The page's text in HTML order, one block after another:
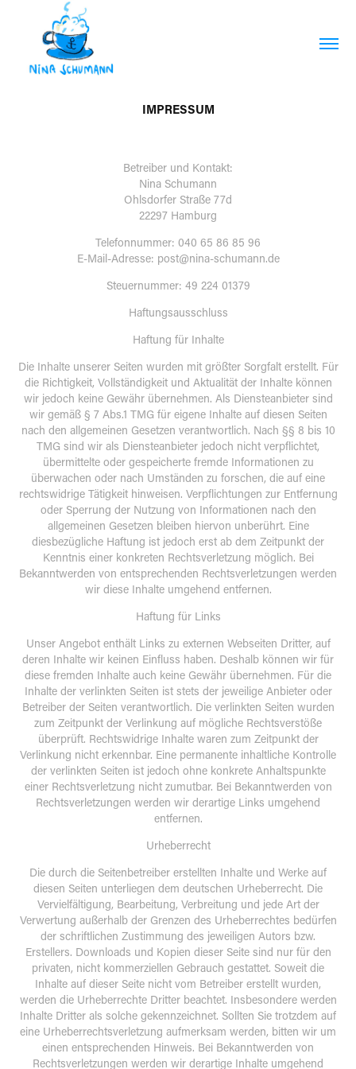
IMPRESSUM
Betreiber und Kontakt:
Nina Schumann
Ohlsdorfer Straße 77d
22297 Hamburg
Telefonnummer: 040 65 86 85 96
E-Mail-Adresse: post@nina-schumann.de
Steuernummer: 49 224 01379
Haftungsausschluss
Haftung für Inhalte
Die Inhalte unserer Seiten wurden mit größter Sorgfalt erstellt. Für
die Richtigkeit, Vollständigkeit und Aktualität der Inhalte können
wir jedoch keine Gewähr übernehmen. Als Diensteanbieter sind
wir gemäß § 7 Abs.1 TMG für eigene Inhalte auf diesen Seiten
nach den allgemeinen Gesetzen verantwortlich. Nach §§ 8 bis 10
TMG sind wir als Diensteanbieter jedoch nicht verpflichtet,
übermittelte oder gespeicherte fremde Informationen zu
überwachen oder nach Umständen zu forschen, die auf eine
rechtswidrige Tätigkeit hinweisen. Verpflichtungen zur Entfernung
oder Sperrung der Nutzung von Informationen nach den
allgemeinen Gesetzen bleiben hiervon unberührt. Eine
diesbezügliche Haftung ist jedoch erst ab dem Zeitpunkt der
Kenntnis einer konkreten Rechtsverletzung möglich. Bei
Bekanntwerden von entsprechenden Rechtsverletzungen werden
wir diese Inhalte umgehend entfernen.
Haftung für Links
Unser Angebot enthält Links zu externen Webseiten Dritter, auf
deren Inhalte wir keinen Einfluss haben. Deshalb können wir für
diese fremden Inhalte auch keine Gewähr übernehmen. Für die
Inhalte der verlinkten Seiten ist stets der jeweilige Anbieter oder
Betreiber der Seiten verantwortlich. Die verlinkten Seiten wurden
zum Zeitpunkt der Verlinkung auf mögliche Rechtsverstöße
überprüft. Rechtswidrige Inhalte waren zum Zeitpunkt der
Verlinkung nicht erkennbar. Eine permanente inhaltliche Kontrolle
der verlinkten Seiten ist jedoch ohne konkrete Anhaltspunkte
einer Rechtsverletzung nicht zumutbar. Bei Bekanntwerden von
Rechtsverletzungen werden wir derartige Links umgehend
entfernen.
Urheberrecht
Die durch die Seitenbetreiber erstellten Inhalte und Werke auf
diesen Seiten unterliegen dem deutschen Urheberrecht. Die
Vervielfältigung, Bearbeitung, Verbreitung und jede Art der
Verwertung außerhalb der Grenzen des Urheberrechtes bedürfen
der schriftlichen Zustimmung des jeweiligen Autors bzw.
Erstellers. Downloads und Kopien dieser Seite sind nur für den
privaten, nicht kommerziellen Gebrauch gestattet. Soweit die
Inhalte auf dieser Seite nicht vom Betreiber erstellt wurden,
werden die Urheberrechte Dritter beachtet. Insbesondere werden
Inhalte Dritter als solche gekennzeichnet. Sollten Sie trotzdem auf
eine Urheberrechtsverletzung aufmerksam werden, bitten wir um
einen entsprechenden Hinweis. Bei Bekanntwerden von
Rechtsverletzungen werden wir derartige Inhalte umgehend